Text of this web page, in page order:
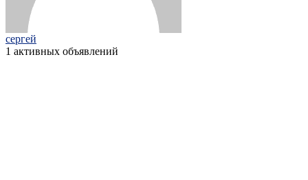
сергей
1 активных объявлений